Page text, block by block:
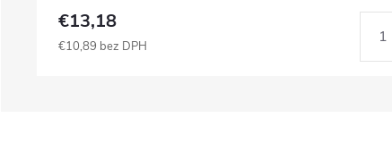
€13,18
€10,89 bez DPH